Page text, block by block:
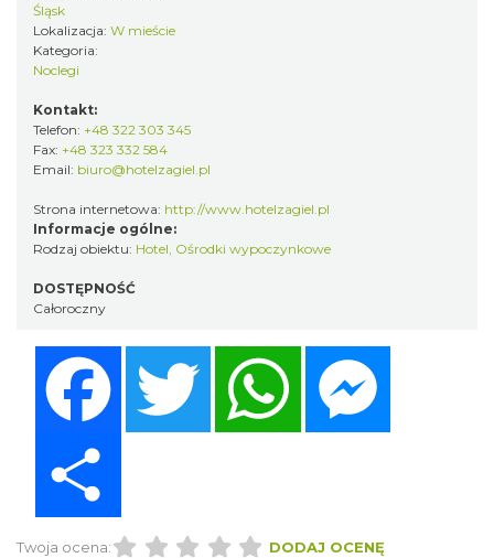
Śląsk
Lokalizacja: W mieście
Kategoria:
Noclegi
Kontakt:
Telefon: +48 322 303 345
Fax: +48 323 332 584
Email: biuro@hotelzagiel.pl
Strona internetowa: http://www.hotelzagiel.pl
Informacje ogólne:
Rodzaj obiektu: Hotel, Ośrodki wypoczynkowe
DOSTĘPNOŚĆ
Całoroczny
Twitter WhatsApp
Twoja ocena: DODAJ OCENĘ